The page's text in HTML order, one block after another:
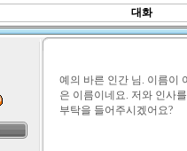
대화
예의 바른 인간 님. 이름이
은 이름이네요. 저와 인사
부탁을 들어주시겠어요?